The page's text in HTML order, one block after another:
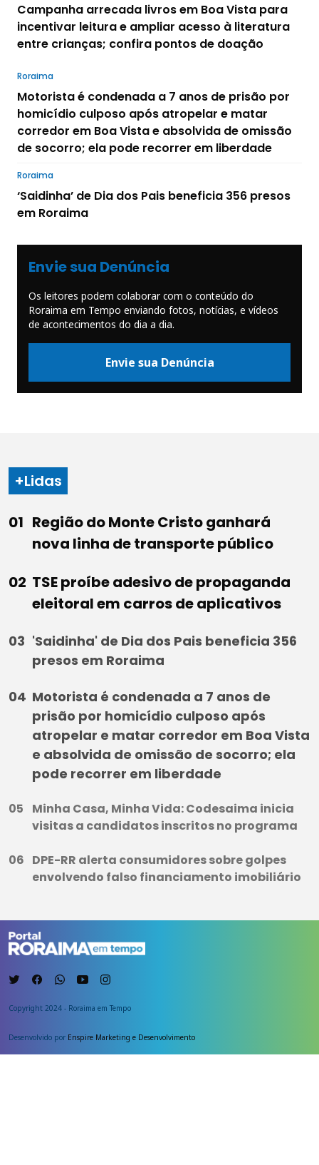
Campanha arrecada livros em Boa Vista para
incentivar leitura e ampliar acesso à literatura
entre crianças; confira pontos de doação
Roraima
Motorista é condenada a 7 anos de prisão por
homicídio culposo após atropelar e matar
corredor em Boa Vista e absolvida de omissão
de socorro; ela pode recorrer em liberdade
Roraima
‘Saidinha’ de Dia dos Pais beneficia 356 presos
em Roraima
Envie sua Denúncia
Os leitores podem colaborar com o conteúdo do
Roraima em Tempo enviando fotos, notícias, e vídeos
de acontecimentos do dia a dia.
Envie sua Denúncia
+Lidas
Região do Monte Cristo ganhará
nova linha de transporte público
TSE proíbe adesivo de propaganda
eleitoral em carros de aplicativos
'Saidinha' de Dia dos Pais beneficia 356
presos em Roraima
Motorista é condenada a 7 anos de
prisão por homicídio culposo após
atropelar e matar corredor em Boa Vista
e absolvida de omissão de socorro; ela
pode recorrer em liberdade
Minha Casa, Minha Vida: Codesaima inicia
visitas a candidatos inscritos no programa
DPE-RR alerta consumidores sobre golpes
envolvendo falso financiamento imobiliário
Copyright 2024 - Roraima em Tempo
Desenvolvido por Enspire Marketing e Desenvolvimento